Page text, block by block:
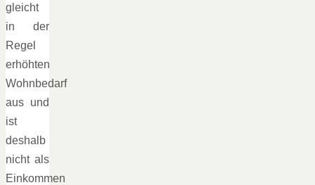
gleicht
in der
Regel
erhöhten
Wohnbedarf
aus und
ist
deshalb
nicht als
Einkommen